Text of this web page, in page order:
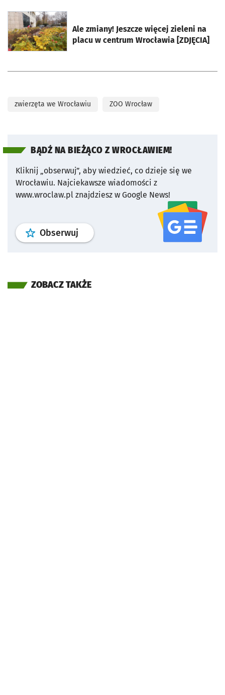
Ale zmiany! Jeszcze więcej zieleni na
placu w centrum Wrocławia [ZDJĘCIA]
otworzy się w nowej karcie
zwierzęta we Wrocławiu ZOO Wrocław
BĄDŹ NA BIEŻĄCO Z WROCŁAWIEM!
Kliknij „obserwuj”, aby wiedzieć, co dzieje się we
Wrocławiu. Najciekawsze wiadomości z
www.wroclaw.pl znajdziesz w Google News!
Obserwuj profil serwisu
ZOBACZ TAKŻE